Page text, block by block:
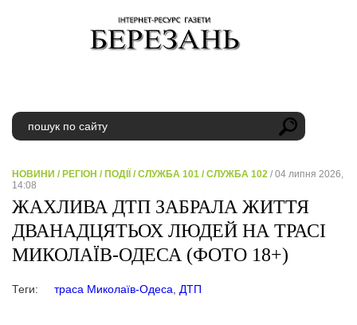
НОВИНИ / РЕГІОН / ПОДІЇ /СЛУЖБА 101 /СЛУЖБА 102 / 04 липня 2026,
14:08
ЖАХЛИВА ДТП ЗАБРАЛА ЖИТТЯ
ДВАНАДЦЯТЬОХ ЛЮДЕЙ НА ТРАСІ
МИКОЛАЇВ-ОДЕСА (ФОТО 18+)
Теги: траса Миколаїв-Одеса ДТП